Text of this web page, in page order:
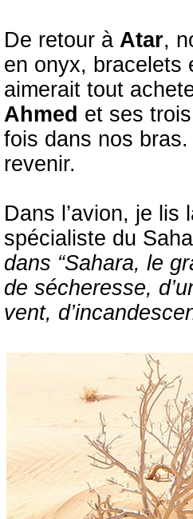
De retour à Atar,
en onyx, bracelets
aimerait tout
Ahmed et ses
fois dans nos
revenir.
Dans l’avion, je lis
spécialiste du
dans “Sahara, le
de sécheresse,
vent,